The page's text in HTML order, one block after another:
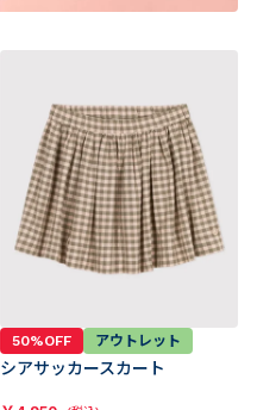
50%OFF アウトレット
シアサッカースカート